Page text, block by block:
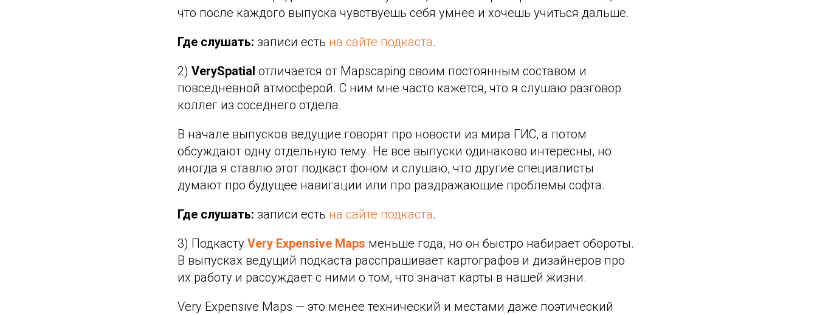
что после каждого выпуска чувствуешь себя умнее и хочешь учиться дальше.
Где слушать: записи есть на сайте подкаста.
2) VerySpatial отличается от Mapscaping своим постоянным составом и
повседневной атмосферой. С ним мне часто кажется, что я слушаю разговор
коллег из соседнего отдела.
В начале выпусков ведущие говорят про новости из мира ГИС, а потом
обсуждают одну отдельную тему. Не все выпуски одинаково интересны, но
иногда я ставлю этот подкаст фоном и слушаю, что другие специалисты
думают про будущее навигации или про раздражающие проблемы софта.
Где слушать: записи есть на сайте подкаста.
3) Подкасту Very Expensive Maps меньше года, но он быстро набирает обороты.
В выпусках ведущий подкаста расспрашивает картографов и дизайнеров про
их работу и рассуждает с ними о том, что значат карты в нашей жизни.
Very Expensive Maps — это менее технический и местами даже поэтический